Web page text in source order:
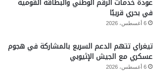
عودة خدمات الرقم الوطني والبطاقة القومية
في بحري قريبًا
6 أغسطس، 2026
تيغراي تتهم الدعم السريع بالمشاركة في هجوم
عسكري مع الجيش الإثيوبي
6 أغسطس، 2026